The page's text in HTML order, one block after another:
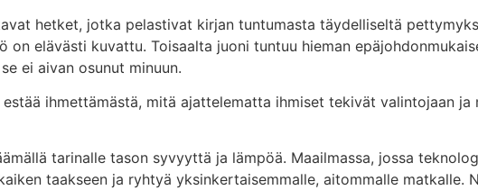
hetket, jotka pelastivat kirjan tuntumasta täydelliseltä
on elävästi kuvattu. Toisaalta juoni tuntuu hieman
ei aivan osunut minuun.
ihmettämästä, mitä ajattelematta ihmiset tekivät valintojaan
tarinalle tason syvyyttä ja lämpöä. Maailmassa, jossa
taakseen ja ryhtyä yksinkertaisemmalle, aitommalle matkalle.